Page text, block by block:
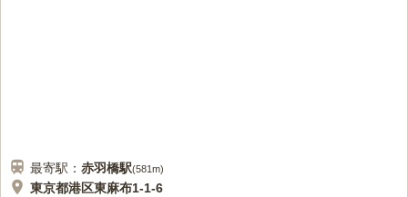
最寄駅： 赤羽橋駅(581m)
東京都港区東麻布1-1-6